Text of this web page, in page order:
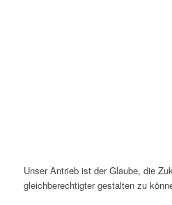
Unser Antrieb ist der Glaube, die
gleichberechtigter gestalten zu